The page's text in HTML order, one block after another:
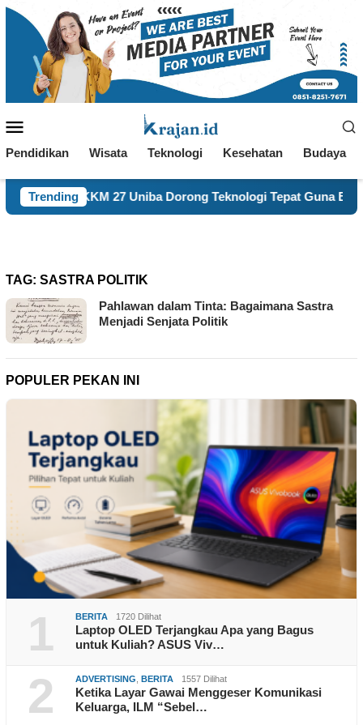
Loncat
Mobile
Pendidikan Wisata Teknologi Kesehatan Budaya
Trending
KKM 27 Uniba Dorong Teknologi Tepat Guna Berkelanjutan
TAG: SASTRA POLITIK
Pahlawan dalam Tinta: Bagaimana Sastra
Menjadi Senjata Politik
POPULER PEKAN INI
1 BERITA 1720 Dilihat
Laptop OLED Terjangkau Apa yang Bagus
untuk Kuliah? ASUS Viv…
2 ADVERTISING BERITA 1557 Dilihat
Ketika Layar Gawai Menggeser Komunikasi
Keluarga, ILM “Sebel…